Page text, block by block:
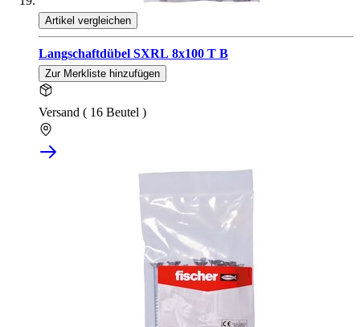
Artikel vergleichen
Langschaftdübel SXRL 8x100 T B
Zur Merkliste hinzufügen
Versand ( 16 Beutel )